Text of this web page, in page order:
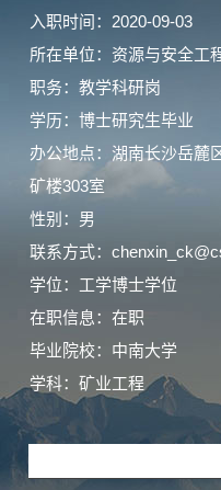
入职时间：2020-09-03
所在单位：资源与安全工
职务：教学科研岗
学历：博士研究生毕业
办公地点：湖南长沙岳麓
矿楼303室
性别：男
联系方式：
学位：工学博士学位
在职信息：在职
毕业院校：中南大学
学科：矿业工程